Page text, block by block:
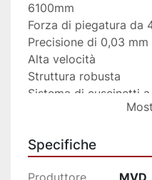
6100mm
Forza di piegatura da
Precisione di 0,03 mm
Alta velocità
Struttura robusta
Sistema di cuscinetti
Design robusto
Specifiche